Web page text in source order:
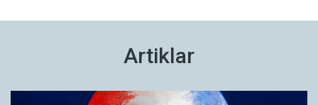
Artiklar